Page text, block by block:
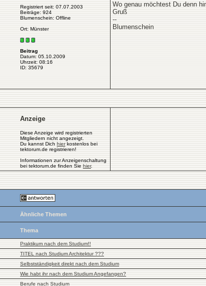
Registriert seit: 07.07.2003
Beiträge: 924
Blumenschein: Offline
Ort: Münster
Beitrag
Datum: 05.10.2009
Uhrzeit: 08:16
ID: 35679
Wo genau möchtest Du denn
Gruß
--
Blumenschein
Anzeige
Diese Anzeige wird registrierten
Mitgliedern nicht angezeigt.
Du kannst Dich hierkostenlos bei
tektorum.de registrieren!
Informationen zur Anzeigenschaltung
bei tektorum.de finden Sie hier.
Ähnliche Themen
Thema
Praktikum nach dem Studium!!
TITEL nach Studium Architektur ???
Selbstständigkeit direkt nach dem Studium
Wie habt ihr nach dem Studium Angefangen?
Berufe nach Studium